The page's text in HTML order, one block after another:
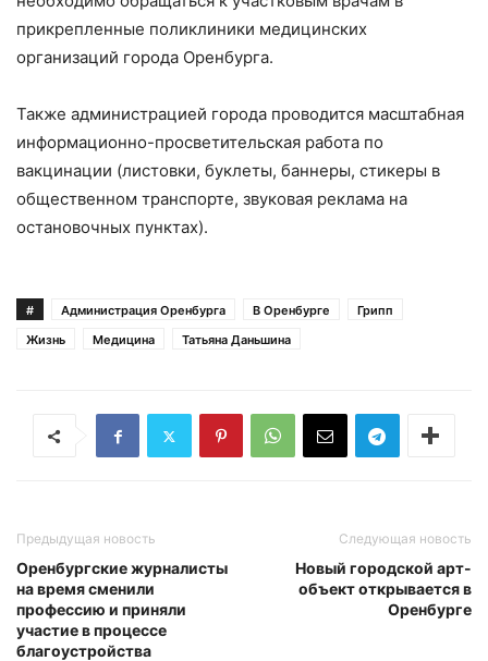
прикрепленные поликлиники медицинских
организаций города Оренбурга.
Также администрацией города проводится масштабная
информационно-просветительская работа по
вакцинации (листовки, буклеты, баннеры, стикеры в
общественном транспорте, звуковая реклама на
остановочных пунктах).
# Администрация Оренбурга В Оренбурге
Грипп
Жизнь
Медицина Татьяна Даньшина
Предыдущая новость
Оренбургские журналисты
на время сменили
профессию и приняли
участие в процессе
благоустройства
Следующая новость
Новый городской арт-
объект открывается в
Оренбурге